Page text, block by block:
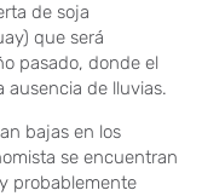
de soja
que será
pasado, donde el
de lluvias.
bajas en los
se encuentran
probablemente